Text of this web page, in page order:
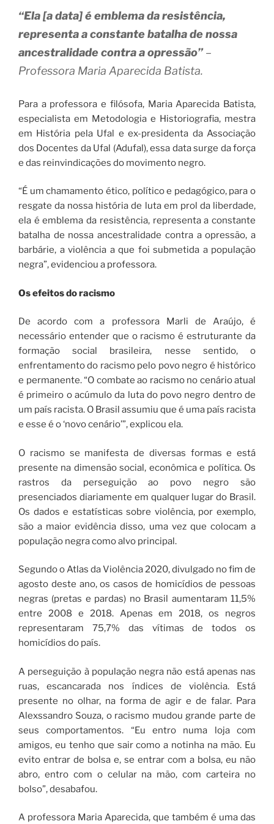
“Ela [a data] é emblema da resistência,
representa a constante batalha de nossa
ancestralidade contra a opressão”–
Professora Maria Aparecida Batista.
Para a professora e filósofa, Maria Aparecida Batista,
especialista em Metodologia e Historiografia, mestra
em História pela Ufal e ex-presidenta da Associação
dos Docentes da Ufal (Adufal), essa data surge da força
e das reinvindicações do movimento negro.
“É um chamamento ético, político e pedagógico, para o
resgate da nossa história de luta em prol da liberdade,
ela é emblema da resistência, representa a constante
batalha de nossa ancestralidade contra a opressão, a
barbárie, a violência a que foi submetida a população
negra”, evidenciou a professora.
Os efeitos do racismo
De acordo com a professora Marli de Araújo, é
necessário entender que o racismo é estruturante da
formação social brasileira, nesse sentido, o
enfrentamento do racismo pelo povo negro é histórico
e permanente. “O combate ao racismo no cenário atual
é primeiro o acúmulo da luta do povo negro dentro de
um país racista. O Brasil assumiu que é uma país racista
e esse é o ‘novo cenário’”, explicou ela.
O racismo se manifesta de diversas formas e está
presente na dimensão social, econômica e política. Os
rastros da perseguição ao povo negro são
presenciados diariamente em qualquer lugar do Brasil.
Os dados e estatísticas sobre violência, por exemplo,
são a maior evidência disso, uma vez que colocam a
população negra como alvo principal.
Segundo o Atlas da Violência 2020, divulgado no fim de
agosto deste ano, os casos de homicídios de pessoas
negras (pretas e pardas) no Brasil aumentaram 11,5%
entre 2008 e 2018. Apenas em 2018, os negros
representaram 75,7% das vítimas de todos os
homicídios do país.
A perseguição à população negra não está apenas nas
ruas, escancarada nos índices de violência. Está
presente no olhar, na forma de agir e de falar. Para
Alexssandro Souza, o racismo mudou grande parte de
seus comportamentos. “Eu entro numa loja com
amigos, eu tenho que sair como a notinha na mão. Eu
evito entrar de bolsa e, se entrar com a bolsa, eu não
abro, entro com o celular na mão, com carteira no
bolso”, desabafou.
A professora Maria Aparecida, que também é uma das